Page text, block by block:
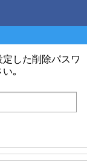
した削除パスワ
｡